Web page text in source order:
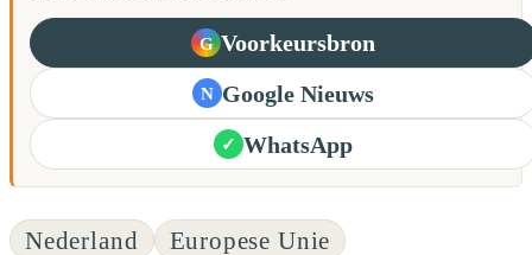
G Voorkeursbron
N Google Nieuws
✓ WhatsApp
Nederland
Europese Unie